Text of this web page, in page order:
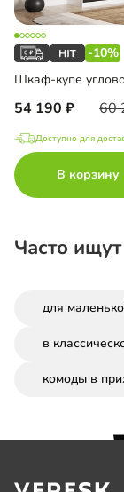
-10%
Шкаф-купе
54 190 60
Доступно для
В корзину
Часто ищут
для
в
комоды в